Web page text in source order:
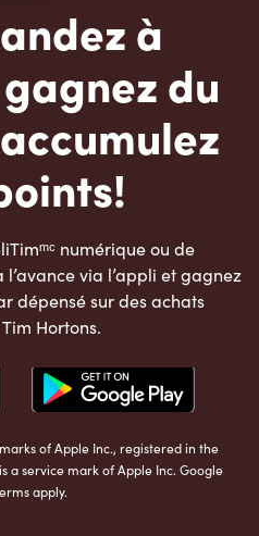
à
du
numérique ou de
via l’appli et gagnez
dépensé sur des achats
Hortons.
of Apple Inc., registered in the
a service mark of Apple Inc. Google
apply.